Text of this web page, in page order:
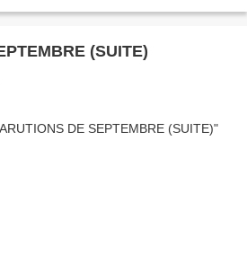
(SUITE)